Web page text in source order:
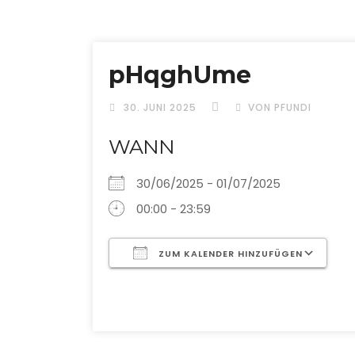
pHqghUme
30. JUNI 2025 VON PFUNDI
WANN
30/06/2025 - 01/07/2025
00:00 - 23:59
ZUM KALENDER HINZUFÜGEN